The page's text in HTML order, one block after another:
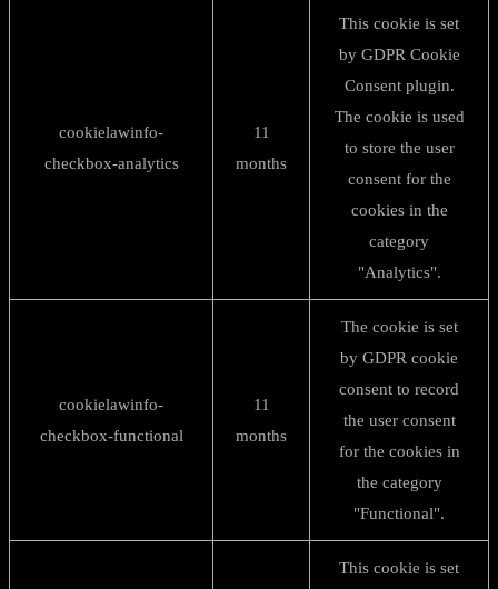
cookielawinfo-
checkbox-analytics
11
months
This cookie is set
by GDPR Cookie
Consent plugin.
The cookie is used
to store the user
consent for the
cookies in the
category
"Analytics".
cookielawinfo-
checkbox-functional
11
months
The cookie is set
by GDPR cookie
consent to record
the user consent
for the cookies in
the category
"Functional".
This cookie is set